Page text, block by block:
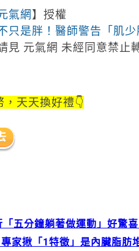
氣網】授權
只是胖！醫師警告「肌
見 元氣網 未經同意禁止
，天天換好禮👇
五分鐘躺著做運動」好驚
家揪「1特徵」是內臟脂肪